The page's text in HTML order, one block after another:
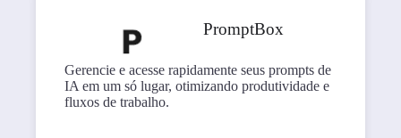
PromptBox
Gerencie e acesse rapidamente seus prompts de
IA em um só lugar, otimizando produtividade e
fluxos de trabalho.